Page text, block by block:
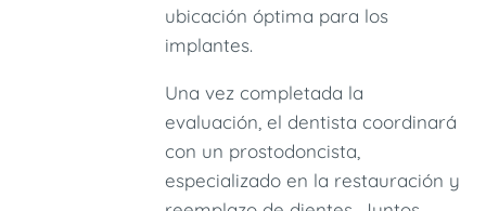
ubicación óptima para los
implantes.
Una vez completada la
evaluación, el dentista coordinará
con un prostodoncista,
especializado en la restauración y